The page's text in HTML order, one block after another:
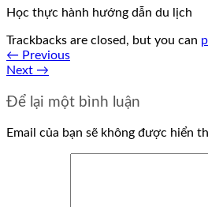
Học thực hành hướng dẫn du lịch
Trackbacks are closed, but you can
← Previous
Next →
Để lại một bình luận
Email của bạn sẽ không được hiển